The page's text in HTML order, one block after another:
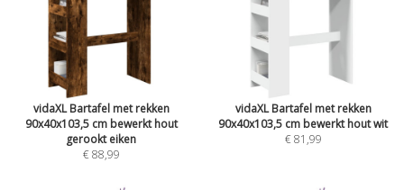
vidaXL Bartafel met rekken
90x40x103,5 cm bewerkt hout
gerookt eiken
€ 88,99
vidaXL Bartafel met rekken
90x40x103,5 cm bewerkt hout wit
€ 81,99